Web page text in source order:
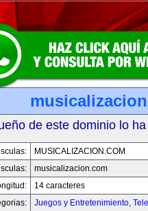
de este dominio lo
MUSICALIZACION.COM
musicalizacion.com
14 caracteres
Juegos y Entretenimiento,